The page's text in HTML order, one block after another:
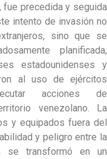
fue precedida y seguida
intento de invasión no
sino que se
planificada,
estadounidenses y
al uso de ejércitos
acciones de
venezolano. La
y equipados fuera del
y peligro entre la
se transformó en un